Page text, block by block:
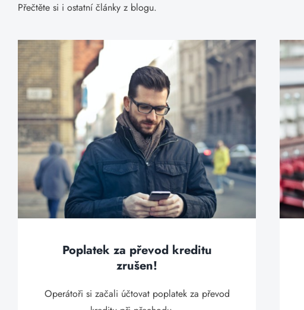
Přečtěte si i ostatní články z blogu.
Poplatek za převod kreditu
zrušen!
Operátoři si začali účtovat poplatek za převod